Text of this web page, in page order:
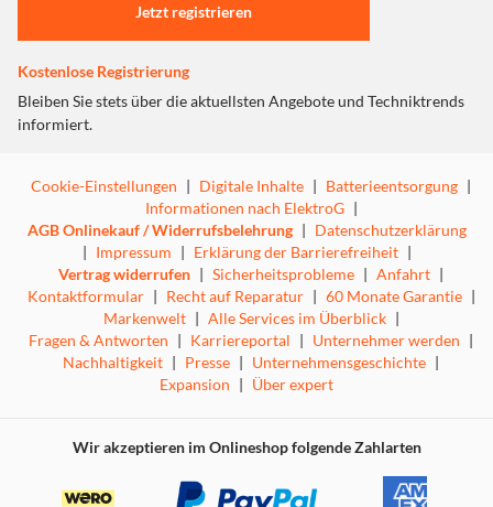
Jetzt registrieren
Kostenlose Registrierung
Bleiben Sie stets über die aktuellsten Angebote und Techniktrends
informiert.
Cookie-Einstellungen | Digitale Inhalte | Batterieentsorgung |
Informationen nach ElektroG |
AGB Onlinekauf / Widerrufsbelehrung | Datenschutzerklärung
| Impressum | Erklärung der Barrierefreiheit |
Vertrag widerrufen | Sicherheitsprobleme | Anfahrt |
Kontaktformular | Recht auf Reparatur | 60 Monate Garantie |
Markenwelt | Alle Services im Überblick |
Fragen & Antworten | Karriereportal | Unternehmer werden |
Nachhaltigkeit | Presse | Unternehmensgeschichte |
Expansion | Über expert
Wir akzeptieren im Onlineshop folgende Zahlarten